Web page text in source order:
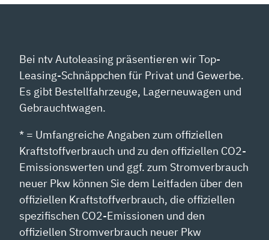
Bei ntv Autoleasing präsentieren wir Top-
Leasing-Schnäppchen für Privat und Gewerbe.
Es gibt Bestellfahrzeuge, Lagerneuwagen und
Gebrauchtwagen.
* = Umfangreiche Angaben zum offiziellen
Kraftstoffverbrauch und zu den offiziellen CO2-
Emissionswerten und ggf. zum Stromverbrauch
neuer Pkw können Sie dem Leitfaden über den
offiziellen Kraftstoffverbrauch, die offiziellen
spezifischen CO2-Emissionen und den
offiziellen Stromverbrauch neuer Pkw